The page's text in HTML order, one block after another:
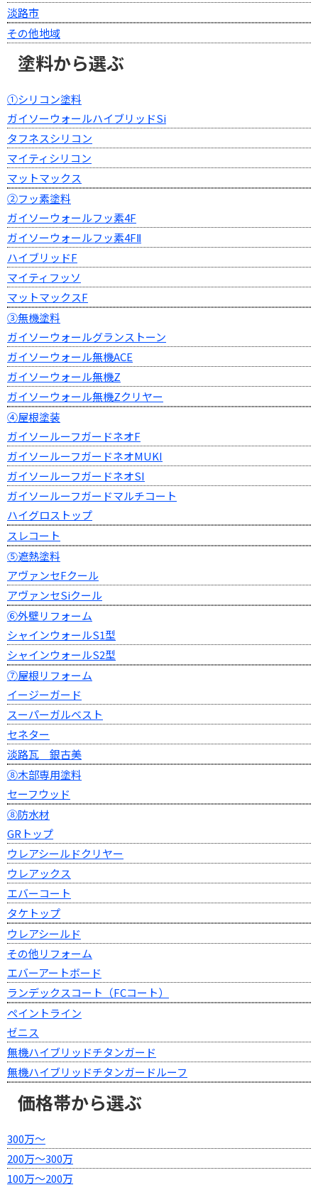
淡路市
その他地域
塗料から選ぶ
①シリコン塗料
ガイソーウォールハイブリッドSi
タフネスシリコン
マイティシリコン
マットマックス
②フッ素塗料
ガイソーウォールフッ素4F
ガイソーウォールフッ素4FⅡ
ハイブリッドF
マイティフッソ
マットマックスF
③無機塗料
ガイソーウォールグランストーン
ガイソーウォール無機ACE
ガイソーウォール無機Z
ガイソーウォール無機Zクリヤー
④屋根塗装
ガイソールーフガードネオF
ガイソールーフガードネオMUKI
ガイソールーフガードネオSI
ガイソールーフガードマルチコート
ハイグロストップ
スレコート
⑤遮熱塗料
アヴァンセFクール
アヴァンセSiクール
⑥外壁リフォーム
シャインウォールS1型
シャインウォールS2型
⑦屋根リフォーム
イージーガード
スーパーガルベスト
セネター
淡路瓦 銀古美
⑧木部専用塗料
セーフウッド
⑧防水材
GRトップ
ウレアシールドクリヤー
ウレアックス
エバーコート
タケトップ
ウレアシールド
その他リフォーム
エバーアートボード
ランデックスコート（FCコート）
ペイントライン
ゼニス
無機ハイブリッドチタンガード
無機ハイブリッドチタンガードルーフ
価格帯から選ぶ
300万～
200万～300万
100万～200万